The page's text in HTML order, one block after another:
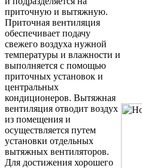
приточную и вытяжную.
Приточная вентиляция
обеспечивает подачу
свежего воздуха нужной
температуры и влажности и
выполняется с помощью
приточных установок и
центральных
кондиционеров. Вытяжная
вентиляция отводит воздух
из помещения и
осуществляется путем
установки отдельных
вытяжных вентиляторов.
Для достижения хорошего